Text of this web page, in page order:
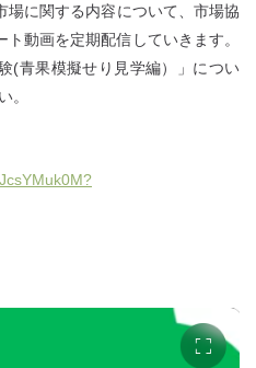
に関する内容について、市場協
動画を定期配信していきます。
(青果模擬せり見学編）」につい
。